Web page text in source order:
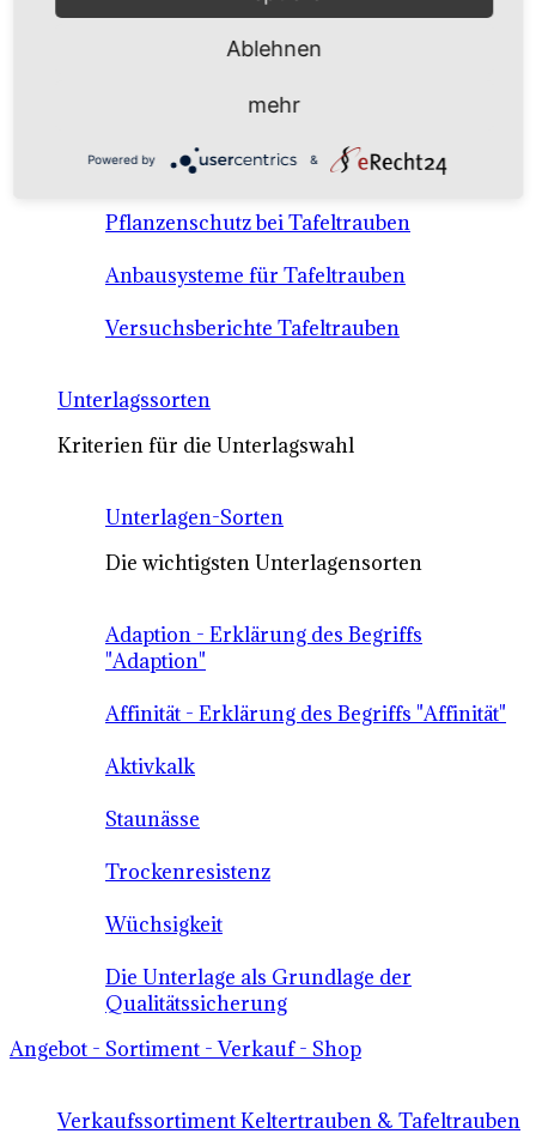
Anbausysteme & Recht
Tafeltrauben A-Z Sortenbeschreibungen
Tafeltraubenanbau - rechtliche
Voraussetzungen
Pflanzenschutz bei Tafeltrauben
Anbausysteme für Tafeltrauben
Versuchsberichte Tafeltrauben
Unterlagssorten
Kriterien für die Unterlagswahl
Unterlagen-Sorten
Die wichtigsten Unterlagensorten
Adaption - Erklärung des Begriffs
"Adaption"
Affinität - Erklärung des Begriffs "Affinität"
Aktivkalk
Staunässe
Trockenresistenz
Wüchsigkeit
Die Unterlage als Grundlage der
Qualitätssicherung
Angebot - Sortiment - Verkauf - Shop
Verkaufssortiment Keltertrauben & Tafeltrauben
Ablehnen
mehr
Powered by &